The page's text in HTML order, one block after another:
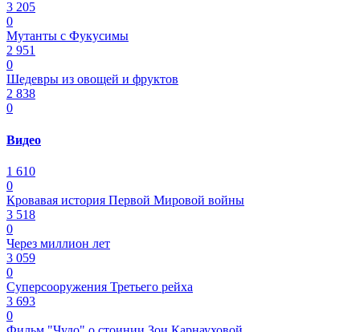
3 205
0
Мутанты с Фукусимы
2 951
0
Шедевры из овощей и фруктов
2 838
0
Видео
1 610
0
Кровавая история Первой Мировой войны
3 518
0
Через миллион лет
3 059
0
Суперсооружения Третьего рейха
3 693
0